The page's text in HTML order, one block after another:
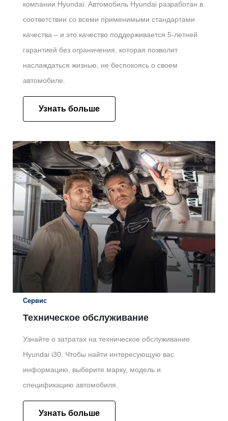
компании Hyundai. Автомобиль Hyundai разработан в
соответствии со всеми применимыми стандартами
качества – и это качество поддерживается 5-летней
гарантией без ограничения, которая позволит
наслаждаться жизнью, не беспокоясь о своем
автомобиле.
Узнать больше
Сервис
Техническое обслуживание
Узнайте о затратах на техническое обслуживание
Hyundai i30. Чтобы найти интересующую вас
информацию, выберите марку, модель и
спецификацию автомобиля.
Узнать больше